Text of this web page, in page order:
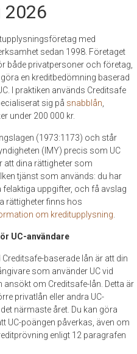
2026
med
sedan 1998. Företaget
både privatpersoner och företag,
en kreditbedömning baserad
I praktiken används Creditsafe
sig på snabblån,
under 200 000 kr.
(1973:1173) och står
(IMY) precis som UC
att dina rättigheter som
tjänst som används: du har
uppgifter, och få avslag
rättigheter finns hos
om kreditupplysning.
UC-användare
baserade lån är att din
som använder UC vid
ansökt om Creditsafe-lån. Detta är
privatlån eller andra UC-
närmaste året. Du kan göra
UC-poängen påverkas, även om
enligt 12 paragrafen